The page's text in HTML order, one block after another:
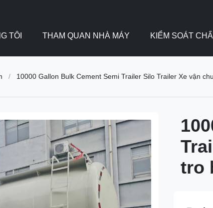
TÔI THAM QUAN NHÀ MÁY KIỂM SOÁT
/ 10000 Gallon Bulk Cement Semi Trailer Silo Trailer Xe vận
tro